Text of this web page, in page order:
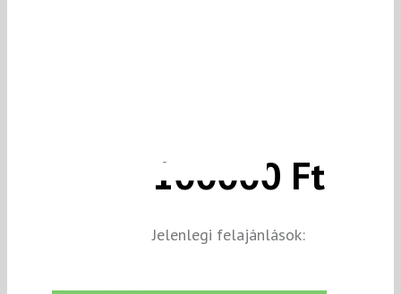
100000 Ft
Jelenlegi felajánlások: